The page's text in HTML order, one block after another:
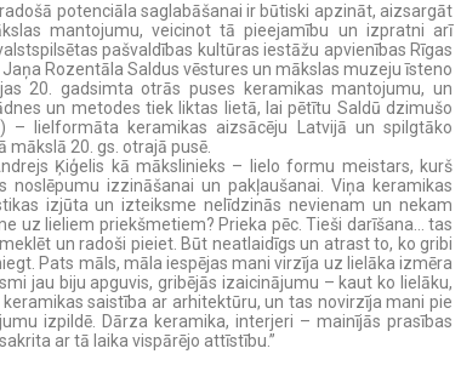
potenciāla saglabāšanai ir būtiski apzināt, aizsargāt
mantojumu, veicinot tā pieejamību un izpratni arī
pašvaldības kultūras iestāžu apvienības Rīgas
Rozentāla Saldus vēstures un mākslas muzeju īsteno
20. gadsimta otrās puses keramikas mantojumu, un
un metodes tiek liktas lietā, lai pētītu Saldū dzimušo
– lielformāta keramikas aizsācēju Latvijā un spilgtāko
20. gs. otrajā pusē.
Ķiģelis kā mākslinieks – lielo formu meistars, kurš
noslēpumu izzināšanai un pakļaušanai. Viņa keramikas
izjūta un izteiksme nelīdzinās nevienam un nekam
uz lieliem priekšmetiem? Prieka pēc. Tieši darīšana… tas
un radoši pieiet. Būt neatlaidīgs un atrast to, ko gribi
Pats māls, māla iespējas mani virzīja uz lielāka izmēra
jau biju apguvis, gribējās izaicinājumu – kaut ko lielāku,
saistība ar arhitektūru, un tas novirzīja mani pie
izpildē. Dārza keramika, interjeri – mainījās prasības
ar tā laika vispārējo attīstību.”